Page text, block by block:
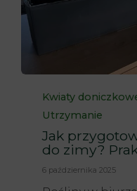
Category
Kwiaty
Utrzymanie
Jak
do zimy?
6 października 2025